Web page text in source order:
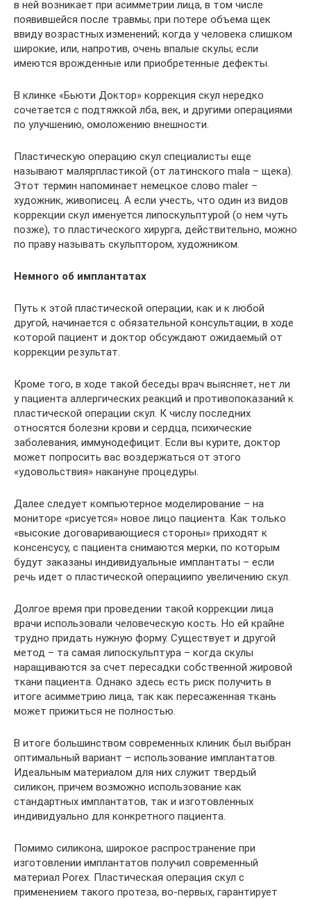
в ней возникает при асимметрии лица, в том числе
появившейся после травмы; при потере объема щек
ввиду возрастных изменений; когда у человека слишком
широкие, или, напротив, очень впалые скулы; если
имеются врожденные или приобретенные дефекты.
В клинке «Бьюти Доктор» коррекция скул нередко
сочетается с подтяжкой лба, век, и другими операциями
по улучшению, омоложению внешности.
Пластическую операцию скул специалисты еще
называют малярпластикой (от латинского mala – щека).
Этот термин напоминает немецкое слово maler –
художник, живописец. А если учесть, что один из видов
коррекции скул именуется липоскульптурой (о нем чуть
позже), то пластического хирурга, действительно, можно
по праву называть скульптором, художником.
Немного об имплантатах
Путь к этой пластической операции, как и к любой
другой, начинается с обязательной консультации, в ходе
которой пациент и доктор обсуждают ожидаемый от
коррекции результат.
Кроме того, в ходе такой беседы врач выясняет, нет ли
у пациента аллергических реакций и противопоказаний к
пластической операции скул. К числу последних
относятся болезни крови и сердца, психические
заболевания, иммунодефицит. Если вы курите, доктор
может попросить вас воздержаться от этого
«удовольствия» накануне процедуры.
Далее следует компьютерное моделирование – на
мониторе «рисуется» новое лицо пациента. Как только
«высокие договаривающиеся стороны» приходят к
консенсусу, с пациента снимаются мерки, по которым
будут заказаны индивидуальные имплантаты – если
речь идет о пластической операциипо увеличению скул.
Долгое время при проведении такой коррекции лица
врачи использовали человеческую кость. Но ей крайне
трудно придать нужную форму. Существует и другой
метод – та самая липоскульптура – когда скулы
наращиваются за счет пересадки собственной жировой
ткани пациента. Однако здесь есть риск получить в
итоге асимметрию лица, так как пересаженная ткань
может прижиться не полностью.
В итоге большинством современных клиник был выбран
оптимальный вариант – использование имплантатов.
Идеальным материалом для них служит твердый
силикон, причем возможно использование как
стандартных имплантатов, так и изготовленных
индивидуально для конкретного пациента.
Помимо силикона, широкое распространение при
изготовлении имплантатов получил современный
материал Porex. Пластическая операция скул с
применением такого протеза, во-первых, гарантирует